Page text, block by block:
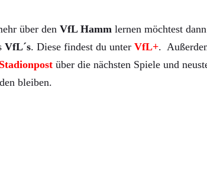
über den VfL Hamm lernen möchtest
VfL´s. Diese findest du unter VfL+.
Stadionpost über die nächsten Spiele und
bleiben.